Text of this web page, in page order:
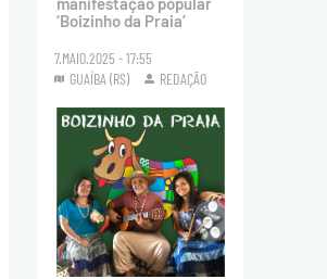
‘Boizinho da Praia’
7.MAIO.2025 - 17:55
GUAÍBA (RS)
REDAÇÃO